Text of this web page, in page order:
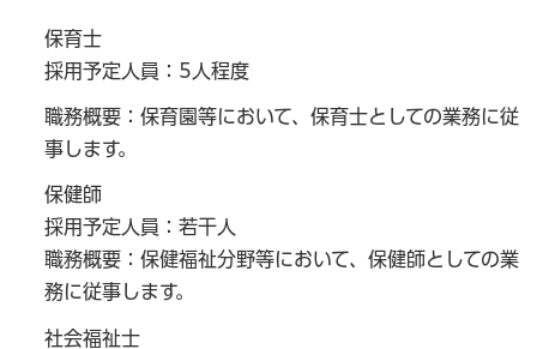
保育士
採用予定人員：5人程度
職務概要：保育園等において、保育士としての業務に従
事します。
保健師
採用予定人員：若干人
職務概要：保健福祉分野等において、保健師としての業
務に従事します。
社会福祉士